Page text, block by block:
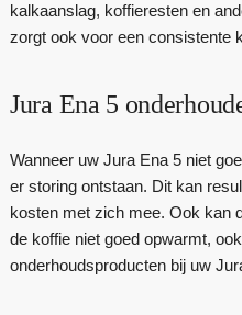
kalkaanslag, koffieresten en
zorgt ook voor een consistente
Jura Ena 5
Wanneer uw Jura Ena 5 niet
er storing ontstaan. Dit kan
kosten met zich mee. Ook kan
de koffie niet goed opwarmt,
onderhoudsproducten bij uw